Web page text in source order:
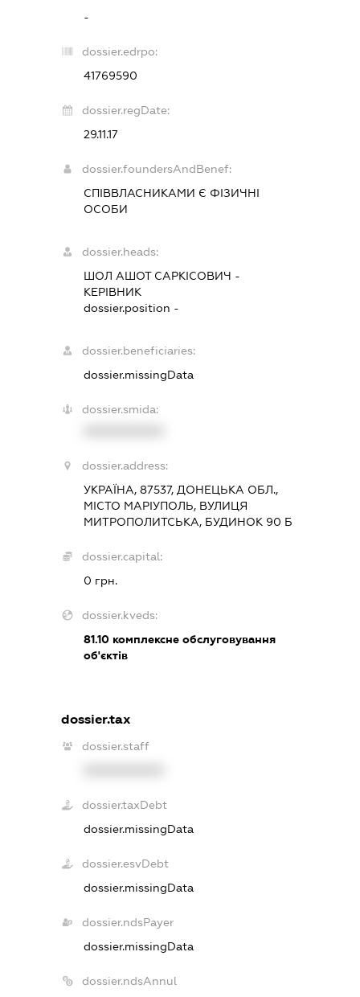
-
dossier.edrpo:
41769590
dossier.regDate:
29.11.17
dossier.foundersAndBenef:
СПІВВЛАСНИКАМИ Є ФІЗИЧНІ
ОСОБИ
dossier.heads:
ШОЛ АШОТ САРКІСОВИЧ -
КЕРІВНИК
dossier.position -
dossier.beneficiaries:
dossier.missingData
dossier.smida:
dossier.address:
УКРАЇНА, 87537, ДОНЕЦЬКА ОБЛ.,
МІСТО МАРІУПОЛЬ, ВУЛИЦЯ
МИТРОПОЛИТСЬКА, БУДИНОК 90 Б
dossier.capital:
0 грн.
dossier.kveds:
81.10 комплексне обслуговування
об'єктів
dossier.tax
dossier.staff
dossier.taxDebt
dossier.missingData
dossier.esvDebt
dossier.missingData
dossier.ndsPayer
dossier.missingData
dossier.ndsAnnul